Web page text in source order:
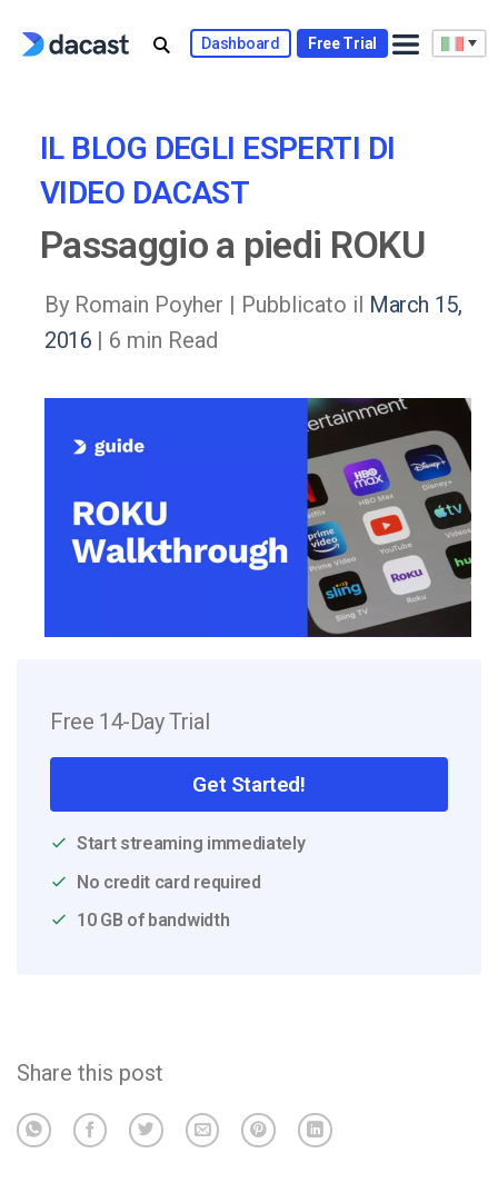
Dashboard Free Trial
IL BLOG DEGLI ESPERTI DI
VIDEO DACAST
Passaggio a piedi ROKU
By Romain Poyher | Pubblicato il March 15,
2016 | 6 min Read
Free 14-Day Trial
Get Started!
Start streaming immediately
No credit card required
10 GB of bandwidth
Share this post